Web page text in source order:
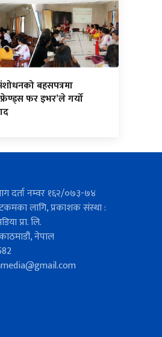
बहसपत्रमा
फर इभर’ले गर्यो
दर्ता नम्वर १६२/०७३-७४
लागि, प्रकाशक संस्था :
प्रा. लि.
नेपाल